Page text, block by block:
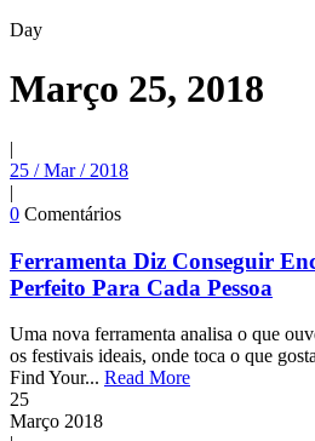
Day
Março 25, 2018
|
25 / Mar / 2018
|
0 Comentários
Ferramenta Diz Conseguir
Perfeito Para Cada Pessoa
Uma nova ferramenta analisa o que
os festivais ideais, onde toca o que
Find Your... Read More
25
Março 2018